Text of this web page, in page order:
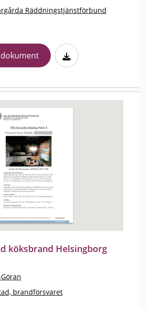
Räddningstjänstförbund
köksbrand Helsingborg
brandförsvaret